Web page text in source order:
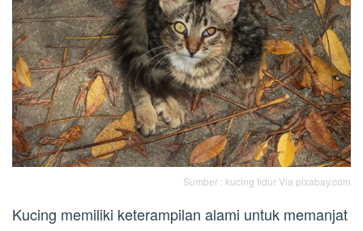
Sumber : kucing tidur Via pixabay.com
Kucing memiliki keterampilan alami untuk memanjat